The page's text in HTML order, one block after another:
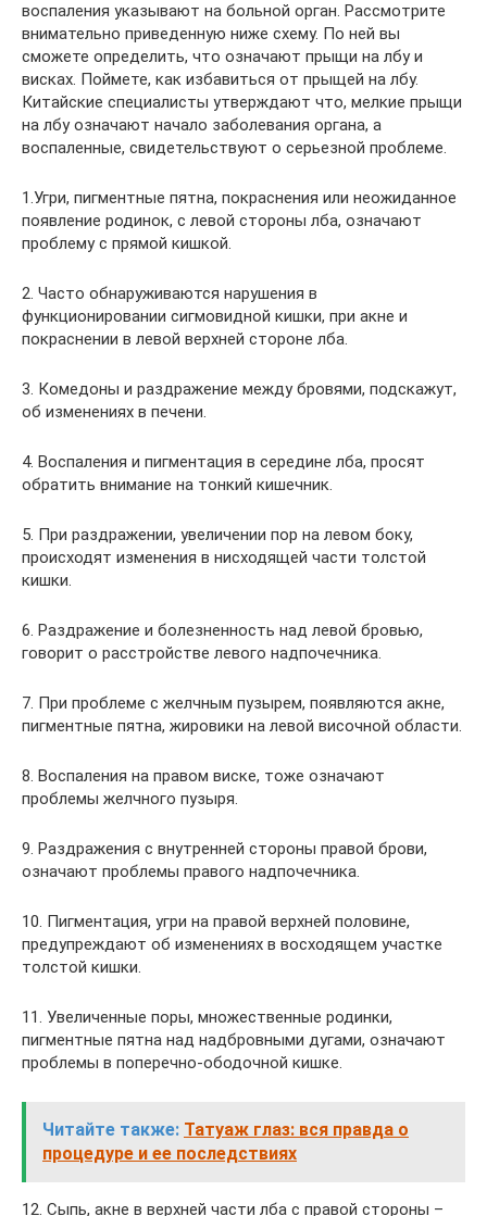
воспаления указывают на больной орган. Рассмотрите
внимательно приведенную ниже схему. По ней вы
сможете определить, что означают прыщи на лбу и
висках. Поймете, как избавиться от прыщей на лбу.
Китайские специалисты утверждают что, мелкие прыщи
на лбу означают начало заболевания органа, а
воспаленные, свидетельствуют о серьезной проблеме.
1.Угри, пигментные пятна, покраснения или неожиданное
появление родинок, с левой стороны лба, означают
проблему с прямой кишкой.
2. Часто обнаруживаются нарушения в
функционировании сигмовидной кишки, при акне и
покраснении в левой верхней стороне лба.
3. Комедоны и раздражение между бровями, подскажут,
об изменениях в печени.
4. Воспаления и пигментация в середине лба, просят
обратить внимание на тонкий кишечник.
5. При раздражении, увеличении пор на левом боку,
происходят изменения в нисходящей части толстой
кишки.
6. Раздражение и болезненность над левой бровью,
говорит о расстройстве левого надпочечника.
7. При проблеме с желчным пузырем, появляются акне,
пигментные пятна, жировики на левой височной области.
8. Воспаления на правом виске, тоже означают
проблемы желчного пузыря.
9. Раздражения с внутренней стороны правой брови,
означают проблемы правого надпочечника.
10. Пигментация, угри на правой верхней половине,
предупреждают об изменениях в восходящем участке
толстой кишки.
11. Увеличенные поры, множественные родинки,
пигментные пятна над надбровными дугами, означают
проблемы в поперечно-ободочной кишке.
Читайте также: Татуаж глаз: вся правда о
процедуре и ее последствиях
12. Сыпь, акне в верхней части лба с правой стороны –